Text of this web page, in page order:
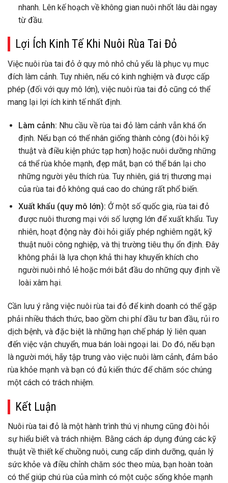
nhanh. Lên kế hoạch về không gian nuôi nhốt lâu dài ngay
từ đầu.
Lợi Ích Kinh Tế Khi Nuôi Rùa Tai Đỏ
Việc nuôi rùa tai đỏ ở quy mô nhỏ chủ yếu là phục vụ mục
đích làm cảnh. Tuy nhiên, nếu có kinh nghiệm và được cấp
phép (đối với quy mô lớn), việc nuôi rùa tai đỏ cũng có thể
mang lại lợi ích kinh tế nhất định.
Làm cảnh: Nhu cầu về rùa tai đỏ làm cảnh vẫn khá ổn
định. Nếu bạn có thể nhân giống thành công (đòi hỏi kỹ
thuật và điều kiện phức tạp hơn) hoặc nuôi dưỡng những
cá thể rùa khỏe mạnh, đẹp mắt, bạn có thể bán lại cho
những người yêu thích rùa. Tuy nhiên, giá trị thương mại
của rùa tai đỏ không quá cao do chúng rất phổ biến.
Xuất khẩu (quy mô lớn): Ở một số quốc gia, rùa tai đỏ
được nuôi thương mại với số lượng lớn để xuất khẩu. Tuy
nhiên, hoạt động này đòi hỏi giấy phép nghiêm ngặt, kỹ
thuật nuôi công nghiệp, và thị trường tiêu thụ ổn định. Đây
không phải là lựa chọn khả thi hay khuyến khích cho
người nuôi nhỏ lẻ hoặc mới bắt đầu do những quy định về
loài xâm hại.
Cần lưu ý rằng việc nuôi rùa tai đỏ để kinh doanh có thể gặp
phải nhiều thách thức, bao gồm chi phí đầu tư ban đầu, rủi ro
dịch bệnh, và đặc biệt là những hạn chế pháp lý liên quan
đến việc vận chuyển, mua bán loài ngoại lai. Do đó, nếu bạn
là người mới, hãy tập trung vào việc nuôi làm cảnh, đảm bảo
rùa khỏe mạnh và bạn có đủ kiến thức để chăm sóc chúng
một cách có trách nhiệm.
Kết Luận
Nuôi rùa tai đỏ là một hành trình thú vị nhưng cũng đòi hỏi
sự hiểu biết và trách nhiệm. Bằng cách áp dụng đúng các kỹ
thuật về thiết kế chuồng nuôi, cung cấp dinh dưỡng, quản lý
sức khỏe và điều chỉnh chăm sóc theo mùa, bạn hoàn toàn
có thể giúp chú rùa của mình có một cuộc sống khỏe mạnh